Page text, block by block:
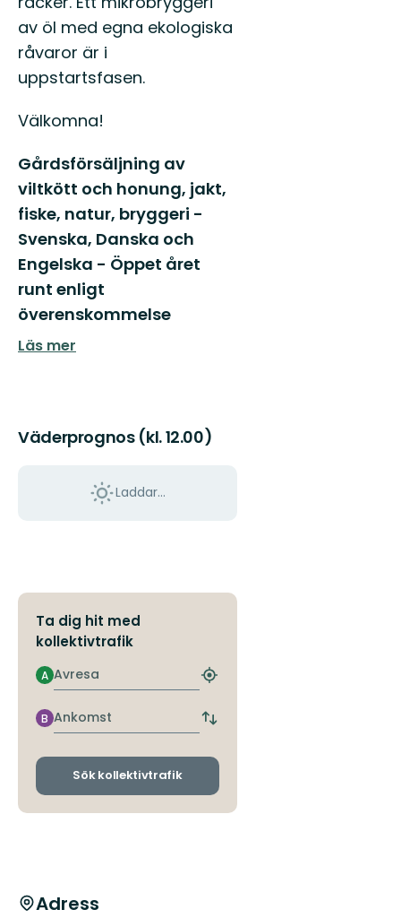
av öl med egna ekologiska
råvaror är i
uppstartsfasen.
Välkomna!
Gårdsförsäljning av
viltkött och honung, jakt,
fiske, natur, bryggeri -
Svenska, Danska och
Engelska - Öppet året
runt enligt
överenskommelse
Läs mer
Väderprognos (kl. 12.00)
Laddar...
Ta dig hit med
kollektivtrafik
Avresa
A
Hitta
hållplats
Ankomst
B
Byt
och
Sök kollektivtrafik
Adress